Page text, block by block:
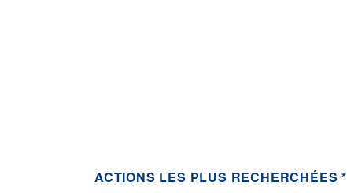
ACTIONS LES PLUS RECHERCHÉES *